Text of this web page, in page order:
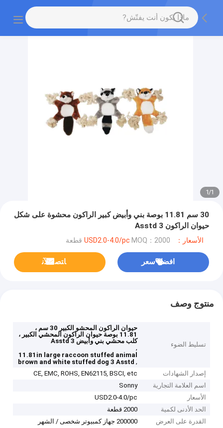
1
/
1
30 سم 11.81 بوصة بني وأبيض كبير الراكون محشوة على شكل
حيوان الراكون 3 Asstd
الأسعار：USD2.0-4.0/pc MOQ：2000 قطعة
افضل سعر ﺎﺘﺼﻟ ﺍﻶﻧ
منتوج وصف
تسليط الضوء
حيوان الراكون المحشو الكبير 30 سم ،
11.81 بوصة حيوان الراكون المحشي الكبير ،
كلب محشي بني وأبيض 3 Asstd
,
11.81in large raccoon stuffed animal
,
brown and white stuffed dog 3 Asstd
إصدار الشهادات
CE, EMC, ROHS, EN62115, BSCI, etc
اسم العلامة التجارية
Sonny
الأسعار
USD2.0-4.0/pc
الحد الأدنى لكمية
2000 قطعة
القدرة على العرض
200000 جهاز كمبيوتر شخصى / الشهر